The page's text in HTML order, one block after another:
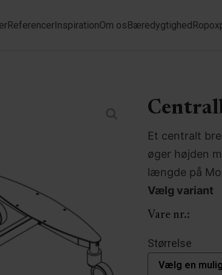
ReferencerInspirationOm osBæredygtighed
Et centralt
øger højden
længde på
Vælg variant
Vare nr.:
Størrelse